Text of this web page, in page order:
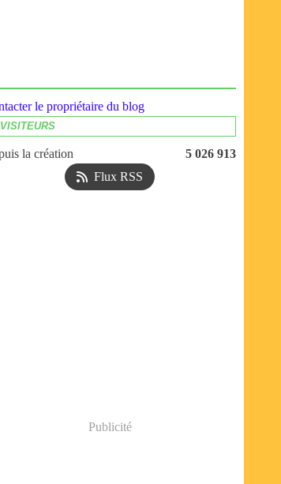
le propriétaire du blog
VISITEURS
la création
5 026 913
Flux RSS
Publicité